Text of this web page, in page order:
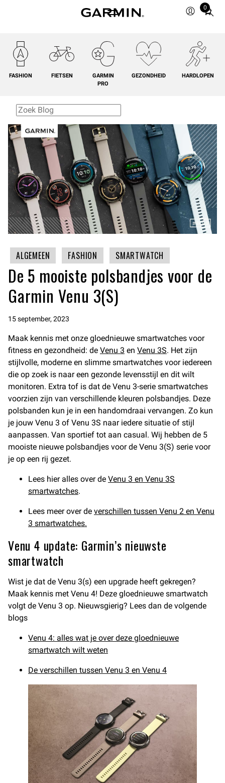
0
Total
cart:
0
FASHION FIETSEN
GARMIN
PRO
GEZONDHEID HARDLOPEN
ALGEMEEN FASHION SMARTWATCH
De 5 mooiste polsbandjes voor de
Garmin Venu 3(S)
15 september, 2023
Maak kennis met onze gloednieuwe smartwatches voor
fitness en gezondheid: de Venu 3 en Venu 3S. Het zijn
stijlvolle, moderne en slimme smartwatches voor iedereen
die op zoek is naar een gezonde levensstijl en dit wilt
monitoren. Extra tof is dat de Venu 3-serie smartwatches
voorzien zijn van verschillende kleuren polsbandjes. Deze
polsbanden kun je in een handomdraai vervangen. Zo kun
je jouw Venu 3 of Venu 3S naar iedere situatie of stijl
aanpassen. Van sportief tot aan casual. Wij hebben de 5
mooiste nieuwe polsbandjes voor de Venu 3(S) serie voor
je op een rij gezet.
Lees hier alles over de Venu 3 en Venu 3S
smartwatches.
Lees meer over de verschillen tussen Venu 2 en Venu
3 smartwatches.
Venu 4 update: Garmin’s nieuwste
smartwatch
Wist je dat de Venu 3(s) een upgrade heeft gekregen?
Maak kennis met Venu 4! Deze gloednieuwe smartwatch
volgt de Venu 3 op. Nieuwsgierig? Lees dan de volgende
blogs
Venu 4: alles wat je over deze gloednieuwe
smartwatch wilt weten
De verschillen tussen Venu 3 en Venu 4